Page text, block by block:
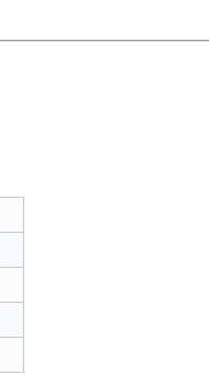
de barril Molde de